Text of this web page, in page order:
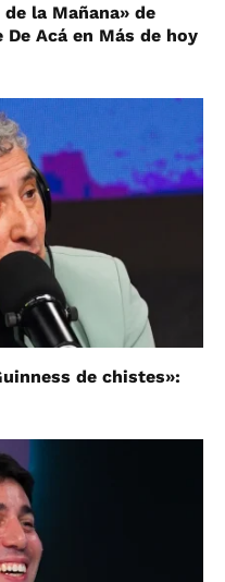
la Mañana» de
De Acá en Más de hoy
de chistes»: